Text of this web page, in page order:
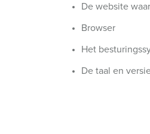
De website
Browser
Het
De taal en